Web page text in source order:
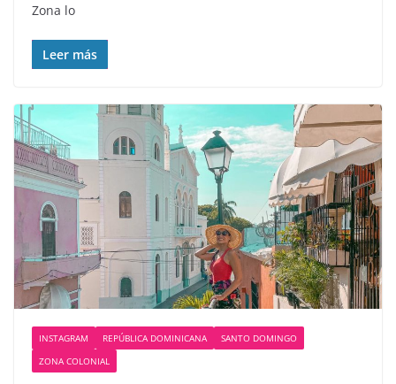
Zona lo
Leer más
INSTAGRAM REPÚBLICA DOMINICANA
SANTO DOMINGO
ZONA COLONIAL